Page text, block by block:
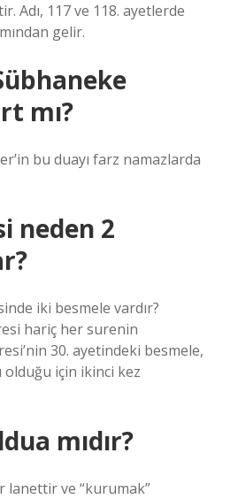
Adı, 117 ve 118. ayetlerde
gelir.
mı?
bu duayı farz namazlarda
neden 2
iki besmele vardır?
hariç her surenin
30. ayetindeki besmele,
olduğu için ikinci kez
mıdır?
lanettir ve “kurumak”